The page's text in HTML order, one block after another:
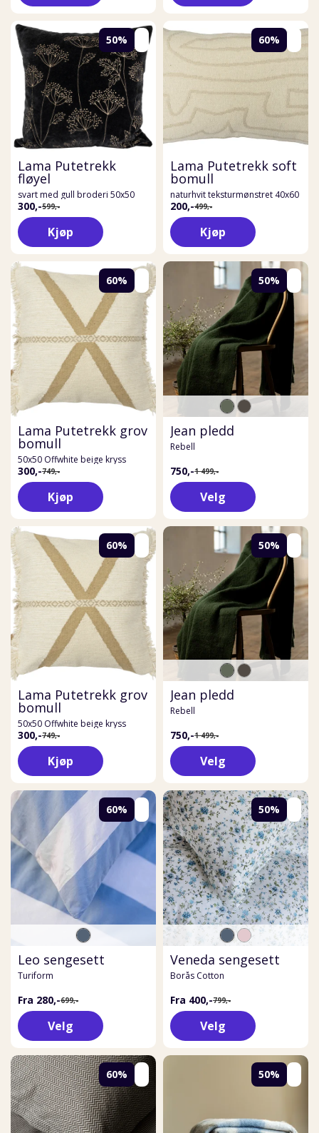
50%
Lama Putetrekk
fløyel
svart med gull broderi 50x50
300,-599,-
Kjøp
60%
Lama Putetrekk soft
bomull
naturhvit teksturmønstret 40x60
200,-499,-
Kjøp
60%
Lama Putetrekk grov
bomull
50x50 Offwhite beige kryss
300,-749,-
Kjøp
50%
Jean pledd
Rebell
750,-1 499,-
Velg
60%
Lama Putetrekk grov
bomull
50x50 Offwhite beige kryss
300,-749,-
Kjøp
50%
Jean pledd
Rebell
750,-1 499,-
Velg
60%
Leo sengesett
Turiform
Fra 280,-699,-
Velg
50%
Veneda sengesett
Borås Cotton
Fra 400,-799,-
Velg
60% 50%